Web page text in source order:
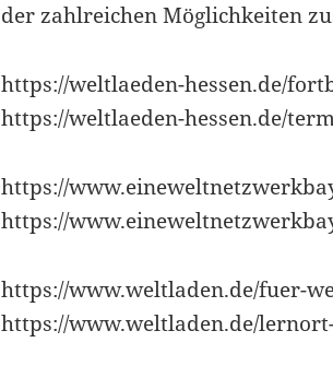
der zahlreichen Möglichkeiten
https://weltlaeden-hessen.de/
https://weltlaeden-hessen.de/
https://
https://
https://www.weltladen.de/fuer-
https://www.weltladen.de/